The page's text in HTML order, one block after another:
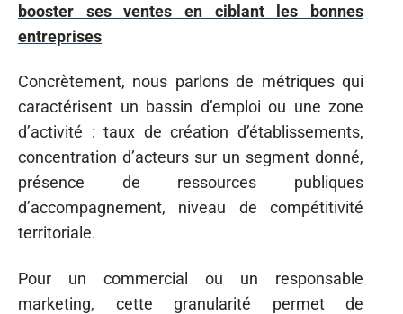
booster ses ventes en ciblant les bonnes
entreprises
Concrètement, nous parlons de métriques qui
caractérisent un bassin d’emploi ou une zone
d’activité : taux de création d’établissements,
concentration d’acteurs sur un segment donné,
présence de ressources publiques
d’accompagnement, niveau de compétitivité
territoriale.
Pour un commercial ou un responsable
marketing, cette granularité permet de